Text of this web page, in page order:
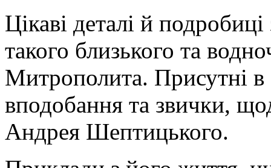
Цікаві деталі й
такого близького та
Митрополита. Присутні в
вподобання та звички,
Андрея Шептицького.